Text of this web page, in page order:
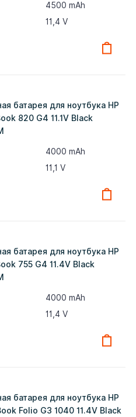
4500 mAh
11,4 V
батарея для ноутбука HP
820 G4 11.1V Black
4000 mAh
11,1 V
батарея для ноутбука HP
755 G4 11.4V Black
4000 mAh
11,4 V
батарея для ноутбука HP
Folio G3 1040 11.4V Black